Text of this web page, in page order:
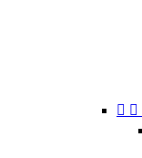
 